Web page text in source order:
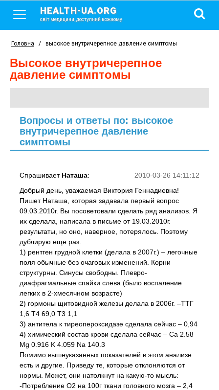
HEALTH-UA.ORG
світ медицини, доступний кожному
Головна / высокое внутричерепное давление симптомы
высокое внутричерепное
давление симптомы
Вопросы и ответы по: высокое
внутричерепное давление
симптомы
2010-03-26 14:11:12
Спрашивает Наташа:
Добрый день, уважаемая Виктория Геннадиевна!
Пишет Наташа, которая задавала первый вопрос
09.03.2010г. Вы посоветовали сделать ряд анализов. Я
их сделала, написала в письме от 19.03.2010г.
результаты, но оно, наверное, потерялось. Поэтому
дублирую еще раз:
1) рентген грудной клетки (делала в 2007г.) – легочные
поля обычные без очаговых изменений. Корни
структурны. Синусы свободны. Плевро-
диафрагмальные спайки слева (было воспаление
легких в 2-хмесячном возрасте)
2) гормоны щитовидной железы делала в 2006г. –ТТГ
1,6 Т4 69,0 Т3 1,1
3) антитела к тиреопероксидазе сделала сейчас – 0,94
4) химический состав крови сделала сейчас – Ca 2.58
Mg 0.916 K 4.059 Na 140.3
Помимо вышеуказанных показателей в этом анализе
есть и другие. Приведу те, которые отклоняются от
нормы. Может, они натолкнут на какую-то мысль:
-Потребление О2 на 100г ткани головного мозга – 2,4